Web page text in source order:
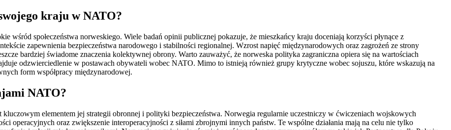
kraju w NATO?
wśród społeczeństwa norweskiego. Wiele badań opinii publicznej pokazuje, że mieszkańcy kraju doceniają korzyści płynące z
zapewnienia bezpieczeństwa narodowego i stabilności regionalnej. Wzrost napięć międzynarodowych oraz zagrożeń ze strony
bardziej świadome znaczenia kolektywnej obrony. Warto zauważyć, że norweska polityka zagraniczna opiera się na wartościach
odzwierciedlenie w postawach obywateli wobec NATO. Mimo to istnieją również grupy krytyczne wobec sojuszu, które wskazują na
form współpracy międzynarodowej.
NATO?
elementem jej strategii obronnej i polityki bezpieczeństwa. Norwegia regularnie uczestniczy w ćwiczeniach wojskowych
operacyjnych oraz zwiększenie interoperacyjności z siłami zbrojnymi innych państw. Te wspólne działania mają na celu nie tylko